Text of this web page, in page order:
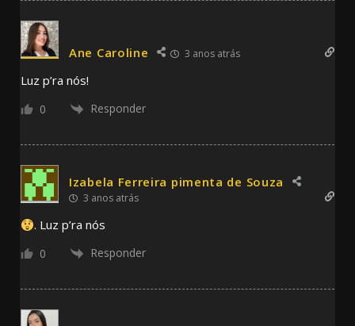
Ane Caroline 3 anos atrás
Luz p’ra nós!
0 Responder
Izabela Ferreira pimenta de Souza
3 anos atrás
. Luz p’ra nós
0 Responder